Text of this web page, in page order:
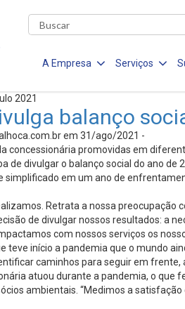
A Empresa Serviços
2021
balanço
em 31/ago/2021 -
concessionária promovidas em
de divulgar o balanço social do ano
em um ano de
Retrata a nossa preocupação
de divulgar nossos resultados: a
com nossos serviços os
teve início a pandemia que o mundo
caminhos para seguir em
atuou durante a pandemia, o que
ambientais. “Medimos a